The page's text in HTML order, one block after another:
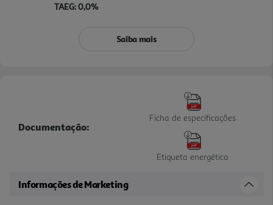
TAEG: 0,0%
Saiba mais
Documentação:
Ficha de especificações
Etiqueta energética
Informações de Marketing